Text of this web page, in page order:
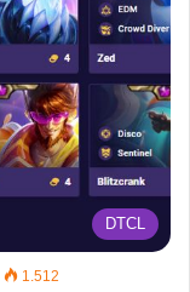
DTCL
1.512